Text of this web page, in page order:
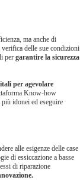
ma anche di
delle sue condizioni
per garantire la sicurezza
per agevolare
Know-how
idonei ed eseguire
alle esigenze delle case
di essiccazione a basse
di riparazione